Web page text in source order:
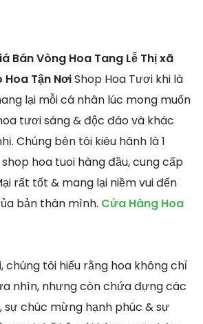
Bán Vòng Hoa Tang Lễ Thị xã
Tận NơiShop Hoa Tươi khi là
lại mỗi cá nhân lúc mong muốn
tươi sáng & độc đáo và khác
Chúng bên tôi kiêu hãnh là 1
hoa tuoi hàng đầu, cung cấp
rất tốt & mang lại niềm vui đến
bản thân mình. Cửa Hàng Hoa
chúng tôi hiểu rằng hoa không chỉ
nhìn, nhưng còn chứa đựng các
sự chúc mừng hạnh phúc & sự